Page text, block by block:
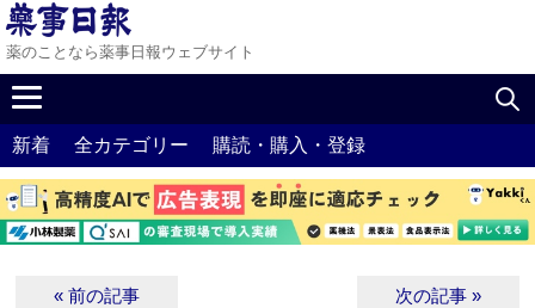
薬のことなら薬事日報ウェブサイト
新着 全カテゴリー 購読・購入・登録
« 前の記事 次の記事 »